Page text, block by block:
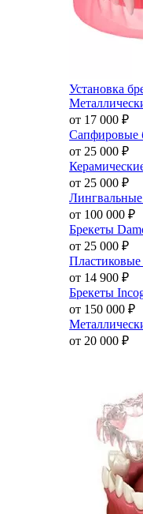
Установка
от 17 000 ₽
Сапфировые
от 25 000 ₽
от 25 000 ₽
от 100 000 ₽
Брекеты
от 25 000 ₽
Пластиковые
от 14 900 ₽
Брекеты
от 150 000 ₽
от 20 000 ₽